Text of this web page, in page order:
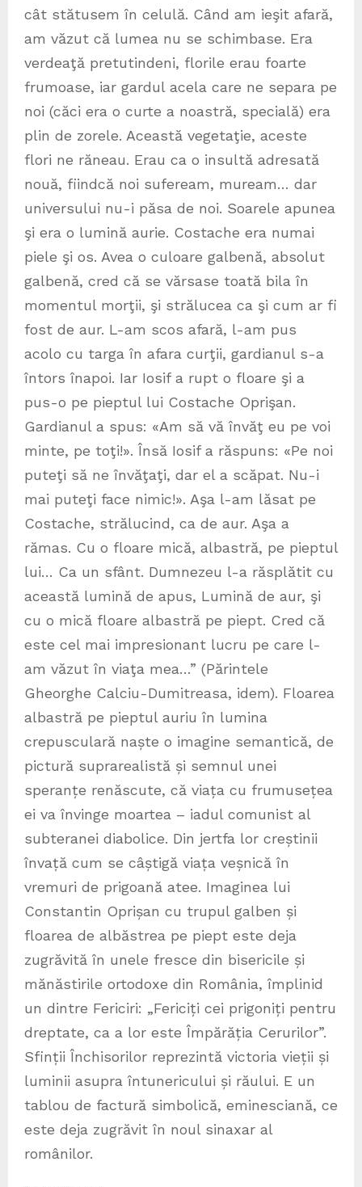
cât stătusem în celulă. Când am ieşit afară,
am văzut că lumea nu se schimbase. Era
verdeaţă pretutindeni, florile erau foarte
frumoase, iar gardul acela care ne separa pe
noi (căci era o curte a noastră, specială) era
plin de zorele. Această vegetaţie, aceste
flori ne răneau. Erau ca o insultă adresată
nouă, fiindcă noi sufeream, muream… dar
universului nu-i păsa de noi. Soarele apunea
şi era o lumină aurie. Costache era numai
piele şi os. Avea o culoare galbenă, absolut
galbenă, cred că se vărsase toată bila în
momentul morţii, şi strălucea ca şi cum ar fi
fost de aur. L-am scos afară, l-am pus
acolo cu targa în afara curţii, gardianul s-a
întors înapoi. Iar Iosif a rupt o floare şi a
pus-o pe pieptul lui Costache Oprişan.
Gardianul a spus: «Am să vă învăţ eu pe voi
minte, pe toţi!». Însă Iosif a răspuns: «Pe noi
puteţi să ne învăţaţi, dar el a scăpat. Nu-i
mai puteţi face nimic!». Aşa l-am lăsat pe
Costache, strălucind, ca de aur. Aşa a
rămas. Cu o floare mică, albastră, pe pieptul
lui… Ca un sfânt. Dumnezeu l-a răsplătit cu
această lumină de apus, Lumină de aur, şi
cu o mică floare albastră pe piept. Cred că
este cel mai impresionant lucru pe care l-
am văzut în viaţa mea…” (Părintele
Gheorghe Calciu-Dumitreasa, idem). Floarea
albastră pe pieptul auriu în lumina
crepusculară naște o imagine semantică, de
pictură suprarealistă și semnul unei
speranțe renăscute, că viața cu frumusețea
ei va învinge moartea – iadul comunist al
subteranei diabolice. Din jertfa lor creștinii
învață cum se câștigă viața veșnică în
vremuri de prigoană atee. Imaginea lui
Constantin Oprișan cu trupul galben și
floarea de albăstrea pe piept este deja
zugrăvită în unele fresce din bisericile și
mănăstirile ortodoxe din România, împlinid
un dintre Fericiri: „Fericiți cei prigoniți pentru
dreptate, ca a lor este Împărăția Cerurilor”.
Sfinții Închisorilor reprezintă victoria vieții și
luminii asupra întunericului și răului. E un
tablou de factură simbolică, eminesciană, ce
este deja zugrăvit în noul sinaxar al
românilor.